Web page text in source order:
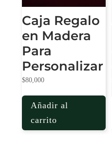
Caja Regalo
en Madera
Para
Personalizar
$80,000
Añadir al
carrito